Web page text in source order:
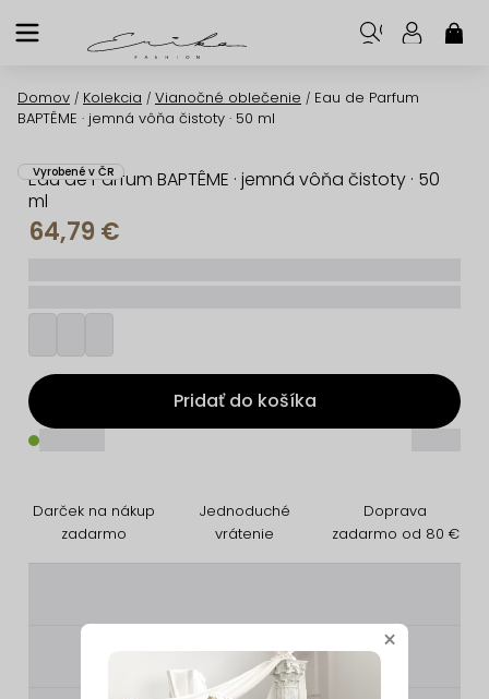
na
Domov / Kolekcia / Vianočné oblečenie / Eau de Parfum
BAPTÊME · jemná vôňa čistoty · 50 ml
Eau de Parfum BAPTÊME · jemná vôňa čistoty · 50
ml
Vyrobené v ČR
64,79 €
Pridať do košíka
Darček na nákup
zadarmo
Jednoduché
vrátenie
Doprava
zadarmo od 80 €
×